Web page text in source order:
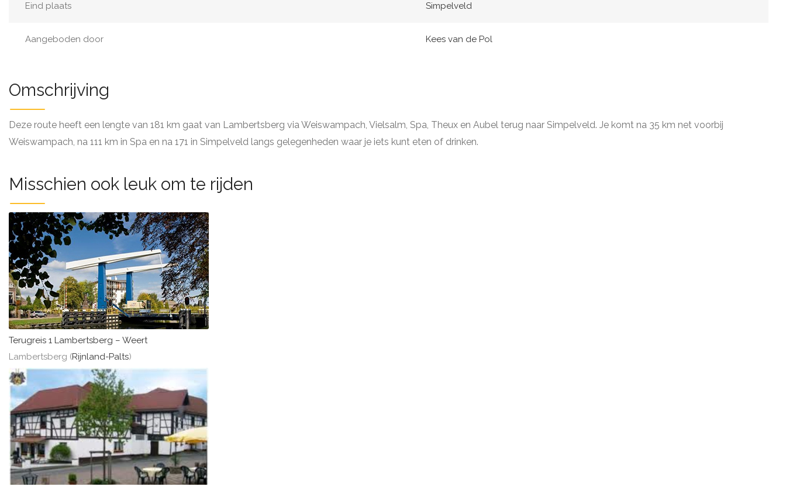
Eind plaats Simpelveld
Aangeboden door Kees van de Pol
Omschrijving
Deze route heeft een lengte van 181 km gaat van Lambertsberg via Weiswampach, Vielsalm, Spa, Theux en Aubel terug naar Simpelveld. Je komt na 35 km net voorbij
Weiswampach, na 111 km in Spa en na 171 in Simpelveld langs gelegenheden waar je iets kunt eten of drinken.
Misschien ook leuk om te rijden
Terugreis 1 Lambertsberg – Weert
Lambertsberg (Rijnland-Palts)